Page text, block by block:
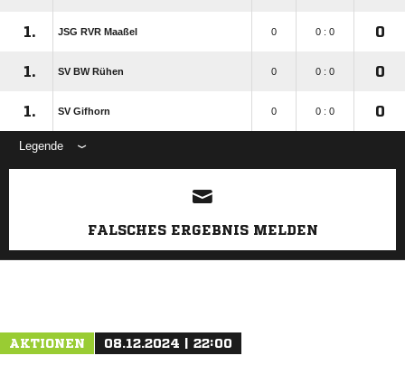
1. JSG RVR Maaßel 0 0 : 0 0
1. SV BW Rühen 0 0 : 0 0
1. SV Gifhorn 0 0 : 0 0
Legende
ANZEIGE
FALSCHES ERGEBNIS MELDEN
AKTIONEN 08.12.2024 | 22:00